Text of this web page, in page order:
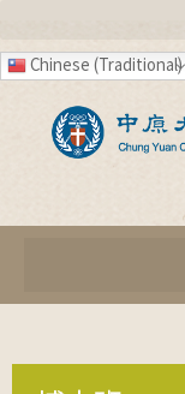
Chinese (Traditional)